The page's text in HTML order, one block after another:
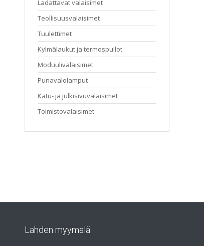
Ladattavat valaisimet
Teollisuusvalaisimet
Tuulettimet
Kylmälaukut ja termospullot
Moduulivalaisimet
Punavalolamput
Katu- ja julkisivuvalaisimet
Toimistovalaisimet
Lahden myymälä